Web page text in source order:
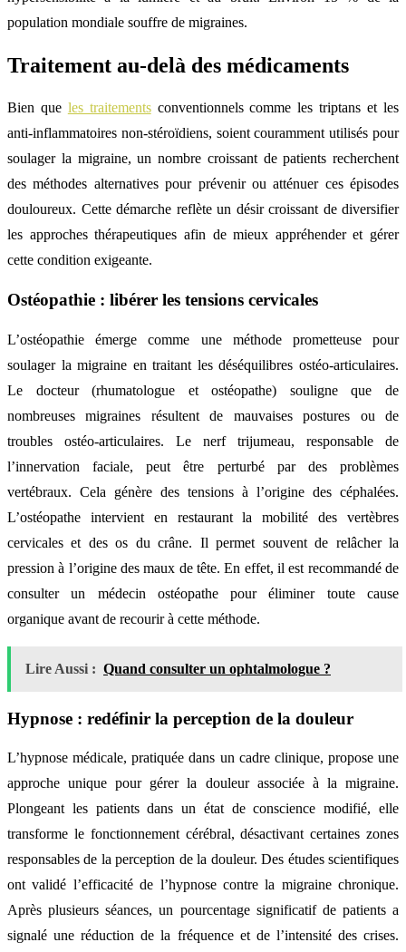
population mondiale souffre de migraines.
Traitement au-delà des médicaments
Bien que les traitementsconventionnels comme les triptans et les
anti-inflammatoires non-stéroïdiens, soient couramment utilisés pour
soulager la migraine, un nombre croissant de patients recherchent
des méthodes alternatives pour prévenir ou atténuer ces épisodes
douloureux. Cette démarche reflète un désir croissant de diversifier
les approches thérapeutiques afin de mieux appréhender et gérer
cette condition exigeante.
Ostéopathie : libérer les tensions cervicales
L’ostéopathie émerge comme une méthode prometteuse pour
soulager la migraine en traitant les déséquilibres ostéo-articulaires.
Le docteur (rhumatologue et ostéopathe) souligne que de
nombreuses migraines résultent de mauvaises postures ou de
troubles ostéo-articulaires. Le nerf trijumeau, responsable de
l’innervation faciale, peut être perturbé par des problèmes
vertébraux. Cela génère des tensions à l’origine des céphalées.
L’ostéopathe intervient en restaurant la mobilité des vertèbres
cervicales et des os du crâne. Il permet souvent de relâcher la
pression à l’origine des maux de tête. En effet, il est recommandé de
consulter un médecin ostéopathe pour éliminer toute cause
organique avant de recourir à cette méthode.
Lire Aussi : Quand consulter un ophtalmologue ?
Hypnose : redéfinir la perception de la douleur
L’hypnose médicale, pratiquée dans un cadre clinique, propose une
approche unique pour gérer la douleur associée à la migraine.
Plongeant les patients dans un état de conscience modifié, elle
transforme le fonctionnement cérébral, désactivant certaines zones
responsables de la perception de la douleur. Des études scientifiques
ont validé l’efficacité de l’hypnose contre la migraine chronique.
Après plusieurs séances, un pourcentage significatif de patients a
signalé une réduction de la fréquence et de l’intensité des crises.